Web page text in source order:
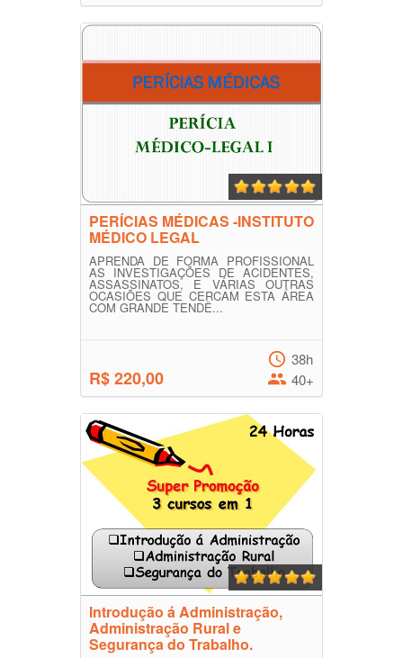
PERÍCIAS MÉDICAS -INSTITUTO
MÉDICO LEGAL
APRENDA DE FORMA PROFISSIONAL
AS INVESTIGAÇÕES DE ACIDENTES,
ASSASSINATOS, E VÁRIAS OUTRAS
OCASIÕES QUE CERCAM ESTA ÁREA
COM GRANDE TENDÊ...
R$ 220,00
38h
40+
Introdução á Administração,
Administração Rural e
Segurança do Trabalho.